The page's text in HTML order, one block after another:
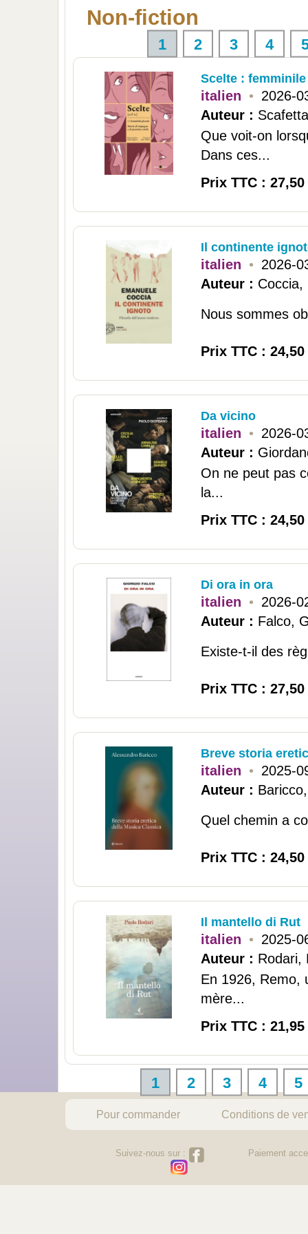
Non-fiction
1 2 3 4
Scelte :
italien • 2026-
Auteur :
Que voit-on
Dans ces...
Prix TTC : 27,50
Il continente
italien • 2026-
Auteur : Coccia,
Nous sommes
Prix TTC : 24,50
Da vicino
italien • 2026-
Auteur :
On ne peut pas
la...
Prix TTC : 24,50
Di ora in ora
italien • 2026-
Auteur : Falco,
Existe-t-il des
Prix TTC : 27,50
Breve storia
italien • 2025-
Auteur :
Quel chemin a
Prix TTC : 24,50
Il mantello di Rut
italien • 2025-
Auteur : Rodari,
En 1926, Remo,
mère...
Prix TTC : 21,95
1 2 3 4 5
Pour commander Conditions de
Suivez-nous sur : Paiement